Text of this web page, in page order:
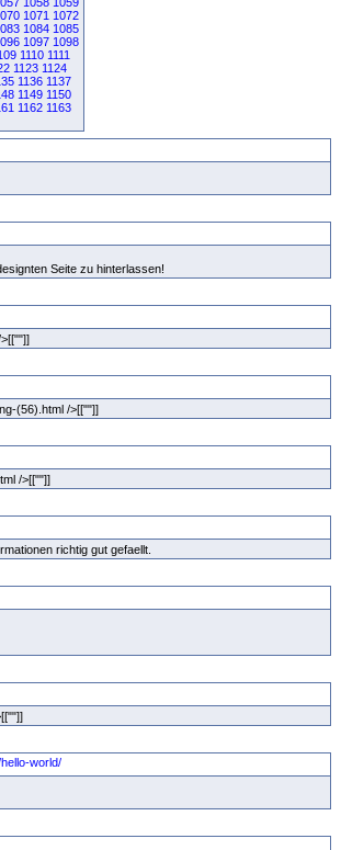
1071 1072
1084 1085
1097 1098
1110 1111
1123 1124
1136 1137
1149 1150
1162 1163
Seite zu hinterlassen!
(56).html />[[""]]
/>[[""]]
richtig gut gefaellt.